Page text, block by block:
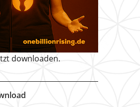
downloaden.